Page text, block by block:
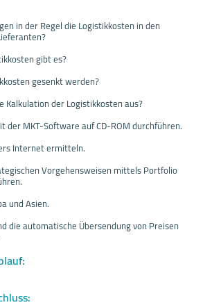
in der Regel die Logistikkosten in den
gibt es?
gesenkt werden?
Kalkulation der Logistikkosten aus?
der MKT-Software auf CD-ROM durchführen.
Internet ermitteln.
Vorgehensweisen mittels Portfolio
und Asien.
die automatische Übersendung von Preisen